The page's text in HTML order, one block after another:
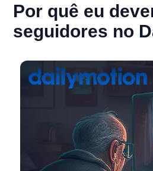
Por quê eu
seguidores no